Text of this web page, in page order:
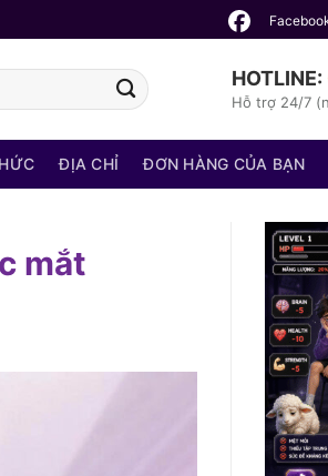
HOTLINE:
Hỗ trợ 24/7
ĐỊA CHỈ ĐƠN HÀNG CỦA BẠN
mắt